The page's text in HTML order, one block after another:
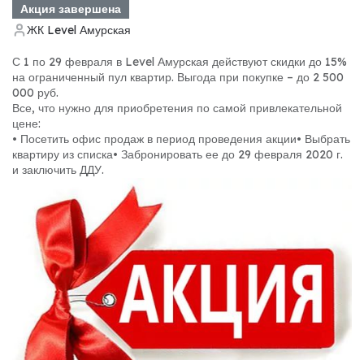
Акция завершена
ЖК Level Амурская
С 1 по 29 февраля в Level Амурская действуют скидки до 15%
на ограниченный пул квартир. Выгода при покупке – до 2 500
000 руб.
Все, что нужно для приобретения по самой привлекательной
цене:
• Посетить офис продаж в период проведения акции• Выбрать
квартиру из списка• Забронировать ее до 29 февраля 2020 г.
и заключить ДДУ.